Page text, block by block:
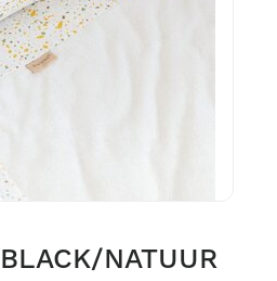
NATUUR